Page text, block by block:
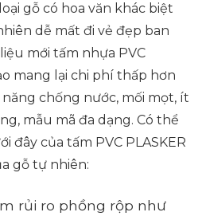
gỗ có hoa văn khác biệt
dễ mất đi vẻ đẹp ban
mới tấm nhựa PVC
mang lại chi phí thấp hơn
chống nước, mối mọt, ít
mẫu mã đa dạng. Có thể
đây của tấm PVC PLASKER
gỗ tự nhiên:
rủi ro phồng rộp như